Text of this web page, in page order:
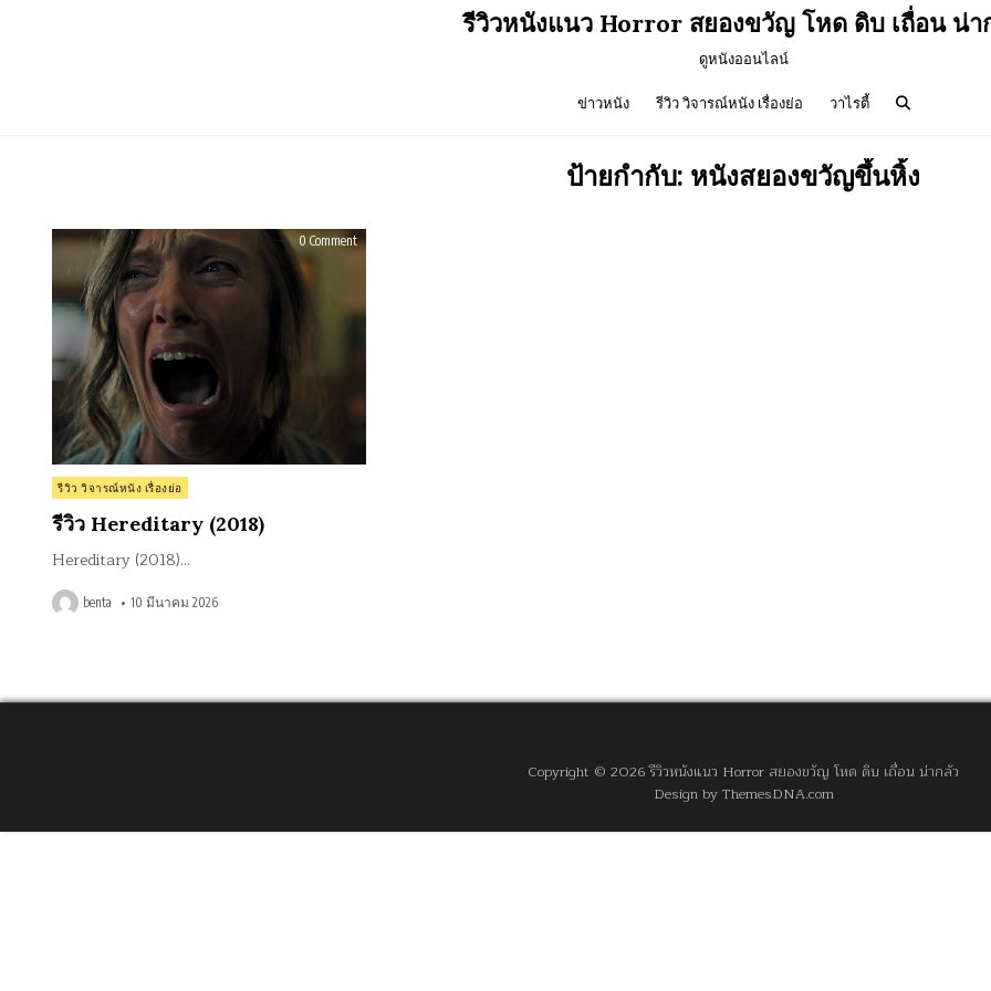
รีวิวหนังแนว Horror สยองขวัญ โหด ดิบ เถื่อน น่า
ดูหนังออนไลน์
ข่าวหนัง รีวิว วิจารณ์หนัง เรื่องย่อ วาไรตี้
ป้ายกำกับ: หนังสยองขวัญขึ้นหิ้ง
0 Commenton
Posted
in
รีวิว วิจารณ์หนัง เรื่องย่อ
รีวิว Hereditary (2018)
Hereditary (2018)…
benta 10 มีนาคม 2026
Copyright © 2026 รีวิวหนังแนว Horror สยองขวัญ โหด ดิบ เถื่อน น่ากลัว
Design by ThemesDNA.com